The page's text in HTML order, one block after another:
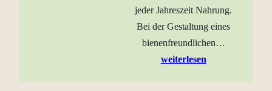
jeder Jahreszeit Nahrung.
Bei der Gestaltung eines
bienenfreundlichen…
weiterlesen